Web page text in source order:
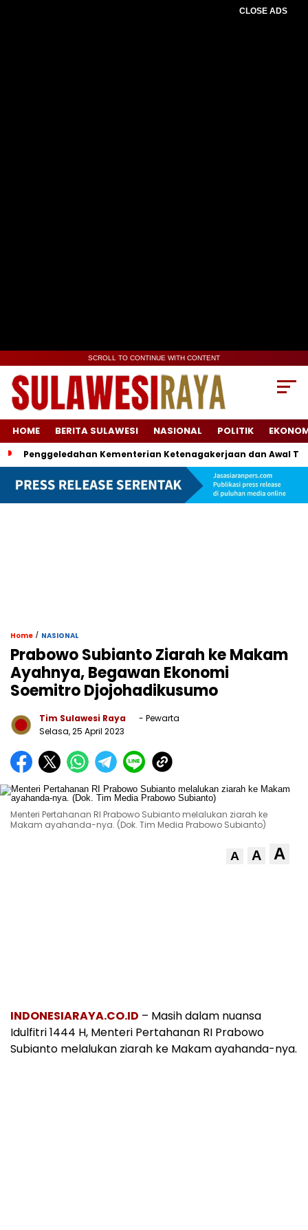
CLOSE ADS
SCROLL TO CONTINUE WITH CONTENT
HOME BERITA SULAWESI NASIONAL POLITIK
Penggeledahan Kementerian Ketenagakerjaan dan Awal
Home / NASIONAL
Prabowo Subianto Ziarah ke Makam
Ayahnya, Begawan Ekonomi
Soemitro Djojohadikusumo
Tim Sulawesi Raya
- Pewarta
Selasa, 25 April 2023
Menteri Pertahanan RI Prabowo Subianto melalukan ziarah ke
Makam ayahanda-nya. (Dok. Tim Media Prabowo Subianto)
A A A
INDONESIARAYA.CO.ID – Masih dalam nuansa
Idulfitri 1444 H, Menteri Pertahanan RI Prabowo
Subianto melalukan ziarah ke Makam ayahanda-nya.